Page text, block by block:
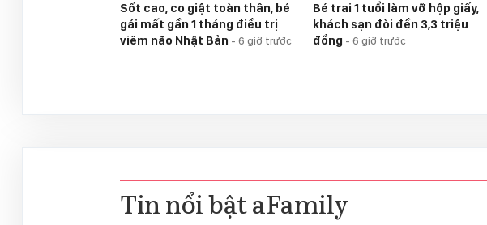
Sốt cao, co giật toàn thân, bé
gái mất gần 1 tháng điều trị
viêm não Nhật Bản - 6 giờ trước
Bé trai 1 tuổi làm vỡ hộp giấy,
khách sạn đòi đền 3,3 triệu
đồng - 6 giờ trước
Tin nổi bật aFamily